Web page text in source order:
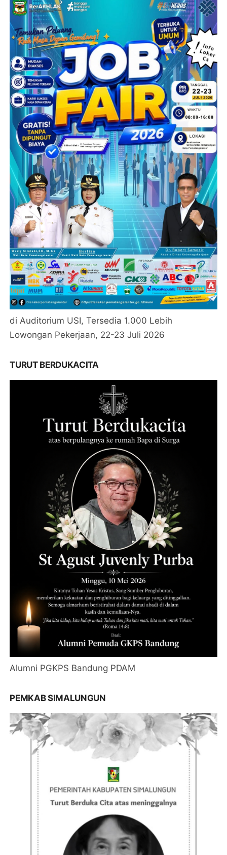
di Auditorium USI, Tersedia 1.000 Lebih
Lowongan Pekerjaan, 22-23 Juli 2026
TURUT BERDUKACITA
Alumni PGKPS Bandung PDAM
PEMKAB SIMALUNGUN